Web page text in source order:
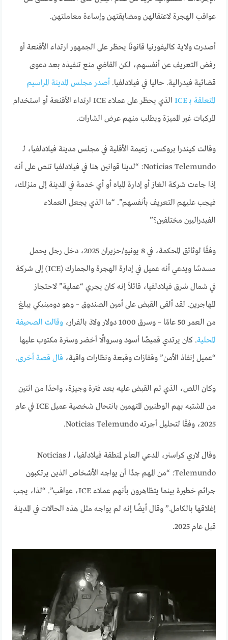
عواقب الهجرة لاعتقالهن ومضايقتهن وإساءة معاملتهن.
أصدرت ولاية كاليفورنيا قانونًا يحظر على الجمهور ارتداء الأقنعة أو
رفض التعريف عن أنفسهم، لكن القاضي منع تنفيذه بعد دعوى
قضائية فيدرالية. حاليا في فيلادلفيا. أصدر مجلس المدينة المراسيم
المتعلقة بـ ICE
الذي يحظر على عملاء ICE ارتداء الأقنعة أو استخدام
المركبات غير المميزة ويطلب منهم عرض الشارات.
وقالت كيندرا بروكس، زعيمة الأقلية في مجلس مدينة فيلادلفيا، لـ
Noticias Telemundo: “لدينا قوانين هنا في فيلادلفيا تنص على أنه
إذا جاءت شركة الغاز أو إدارة المياه أو أي خدمة في المدينة إلى منزلك،
فيجب عليهم التعريف بأنفسهم”. “ما الذي يجعل العملاء
الفيدراليين مختلفين؟”
وفقًا لوثائق المحكمة، في 8 يونيو/حزيران 2025، دخل رجل يحمل
مسدسًا ويدعي أنه عميل في إدارة الهجرة والجمارك (ICE) إلى شركة
في شمال شرق فيلادلفيا، قائلاً إنه كان يجري “عملية” لاحتجاز
المهاجرين. لقد ألقى القبض على أمين الصندوق – وهو دومينيكي يبلغ
من العمر 50 عامًا – وسرق 1000 دولار ولاذ بالفرار،
وقالت الصحيفة
المحلية. كان يرتدي قميصًا أسود وسروالًا أخضر وسترة مكتوب عليها
“عميل إنفاذ الأمن” وقفازات وقبعة ونظارات واقية، قال قصة أخرى.
وكان اللص، الذي تم القبض عليه بعد فترة وجيزة، واحدًا من اثنين
من المشتبه بهم الوطنيين المتهمين بانتحال شخصية عميل ICE في عام
2025، وفقًا لتحليل أجرته Noticias Telemundo.
وقال لاري كراسنر، المدعي العام لمنطقة فيلادلفيا، لـ Noticias
Telemundo: “من المهم جدًا أن يواجه الأشخاص الذين يرتكبون
جرائم خطيرة بينما يتظاهرون بأنهم عملاء ICE، عواقب”. “لذا، يجب
إغلاقها بالكامل.” وقال أيضًا إنه لم يواجه مثل هذه الحالات في المدينة
قبل عام 2025.